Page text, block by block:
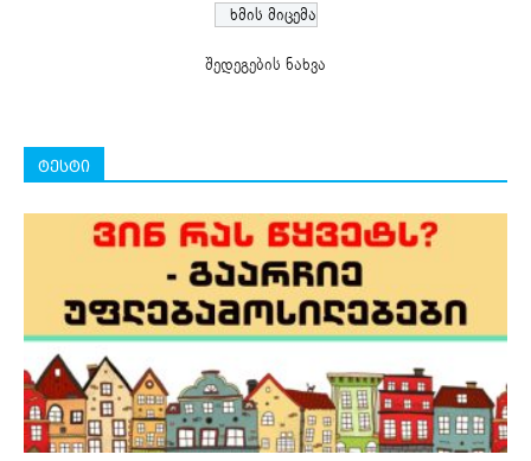
შედეგების ნახვა
ტესტი